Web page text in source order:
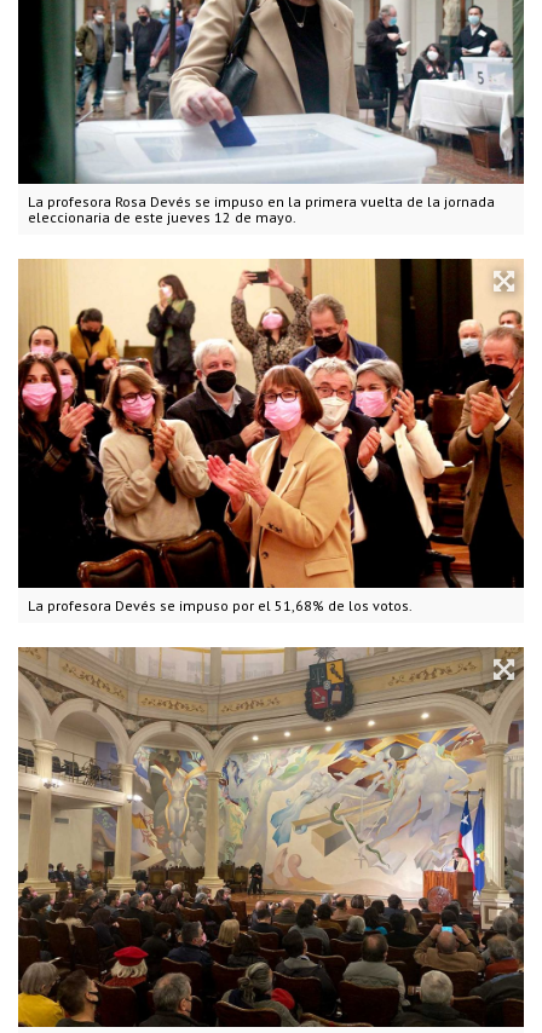
La profesora Rosa Devés se impuso en la primera vuelta de la jornada
eleccionaria de este jueves 12 de mayo.
La profesora Devés se impuso por el 51,68% de los votos.